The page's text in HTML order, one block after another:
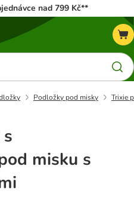
nad 799 Kč**
Podložky pod misky Trixie
misku s